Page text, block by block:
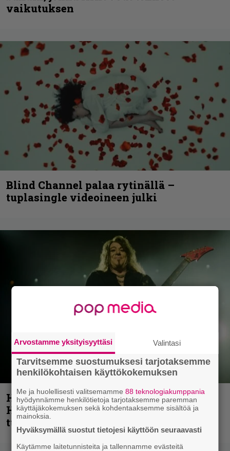
vaikutuksen
Blind Channel palaa rytinällä –
tuplasingle videoineen julki
Helloween- ja Gamma Ray -mies Kai
Hansen julkaisi uuden maistiaisen
tulevalta soololevyltä
Arvostamme yksityisyyttäsi Valintasi
Tarvitsemme suostumuksesi tarjotaksemme
henkilökohtaisen käyttökokemuksen
Me ja huolellisesti valitsemamme88 teknologiakumppania
hyödynnämme henkilötietoja tarjotaksemme paremman
käyttäjäkokemuksen sekä kohdentaaksemme sisältöä ja
mainoksia.
Hyväksymällä suostut tietojesi käyttöön seuraavasti
Käytämme laitetunnisteita ja tallennamme evästeitä